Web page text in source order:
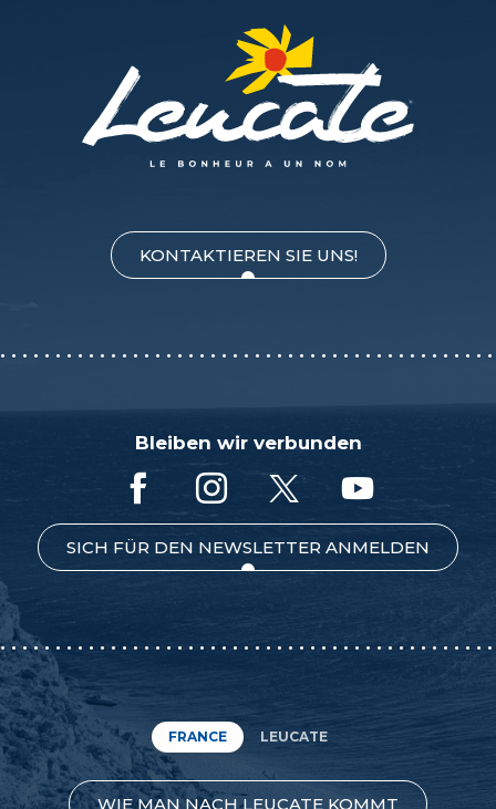
KONTAKTIEREN SIE UNS!
Bleiben wir verbunden
SICH FÜR DEN NEWSLETTER ANMELDEN
FRANCE LEUCATE
WIE MAN NACH LEUCATE KOMMT